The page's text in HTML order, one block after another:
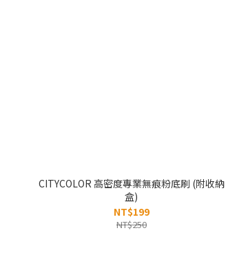
CITYCOLOR 高密度專業無痕粉底刷 (附收納
盒)
NT$199
NT$250